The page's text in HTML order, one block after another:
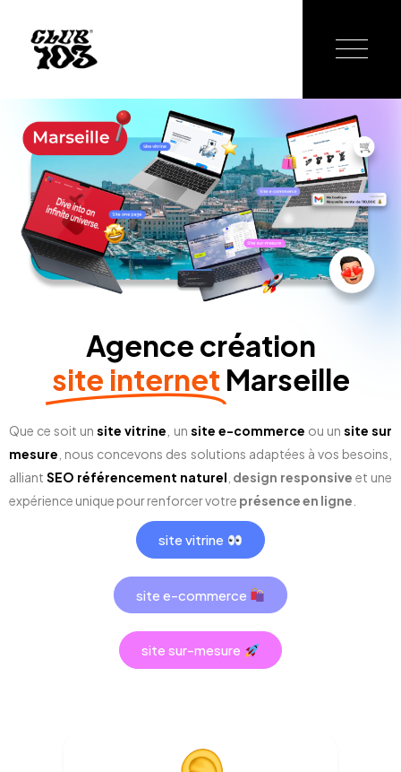
Agence création
site internet Marseille
Que ce soit unsite vitrine , un site e-commerce ou un site sur
mesure , nous concevons des solutions adaptées à vos besoins,
alliant SEO référencement naturel design responsive et une
expérience unique pour renforcer votre présence en ligne
site vitrine
site e-commerce
site sur-mesure